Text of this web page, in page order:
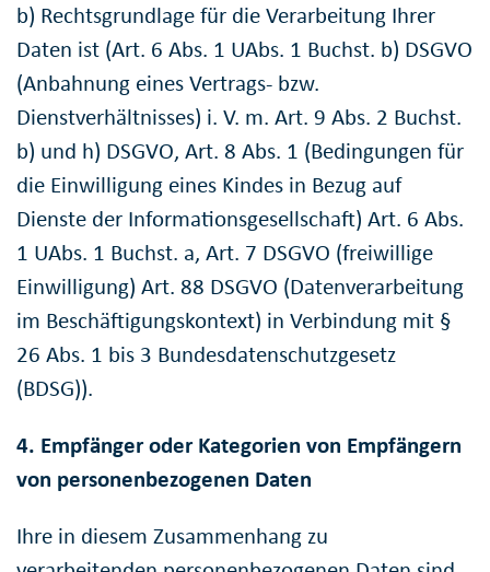
b) Rechtsgrundlage für die Verarbeitung Ihrer
Daten ist (Art. 6 Abs. 1 UAbs. 1 Buchst. b) DSGVO
(Anbahnung eines Vertrags- bzw.
Dienstverhältnisses) i. V. m. Art. 9 Abs. 2 Buchst.
b) und h) DSGVO, Art. 8 Abs. 1 (Bedingungen für
die Einwilligung eines Kindes in Bezug auf
Dienste der Informationsgesellschaft) Art. 6 Abs.
1 UAbs. 1 Buchst. a, Art. 7 DSGVO (freiwillige
Einwilligung) Art. 88 DSGVO (Datenverarbeitung
im Beschäftigungskontext) in Verbindung mit §
26 Abs. 1 bis 3 Bundesdatenschutzgesetz
(BDSG)).
4. Empfänger oder Kategorien von Empfängern
von personenbezogenen Daten
Ihre in diesem Zusammenhang zu